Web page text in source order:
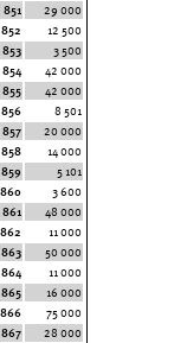
851
29 000
852
12 500
853
3 500
854
42 000
855
42 000
856
8 501
857
20 000
858
14 000
859
5 101
860
3 600
861
48 000
862
11 000
863
50 000
864
11 000
865
16 000
866
75 000
867
28 000